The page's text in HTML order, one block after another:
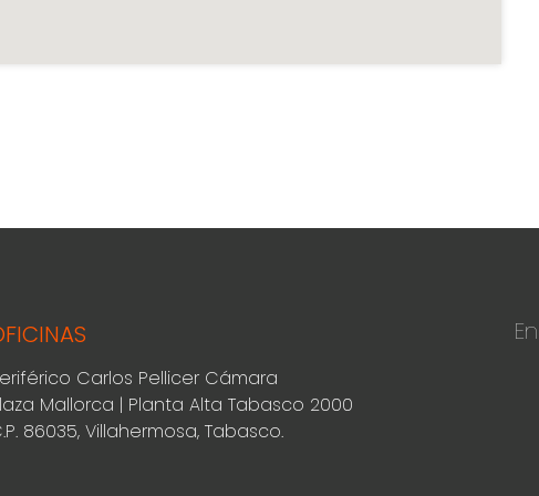
Carlos Pellicer Cámara
Mallorca | Planta Alta Tabasco 2000
86035, Villahermosa, Tabasco.